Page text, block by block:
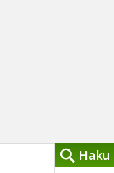
Haku